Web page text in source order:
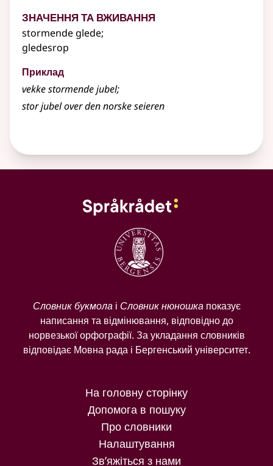
Значення та вживання
stormende glede;
gledesrop
Приклад
vekke stormendejubel;
storjubelover den norske seieren
Словник букмолаі Словник нюношкапоказує
написання та відмінювання, відповідно до
норвезької орфографії. За укладання словників
відповідає Мовна рада і Бергенський університет.
На головну сторінку
Допомога в пошуку
Про словники
Налаштування
Зв’яжіться з нами